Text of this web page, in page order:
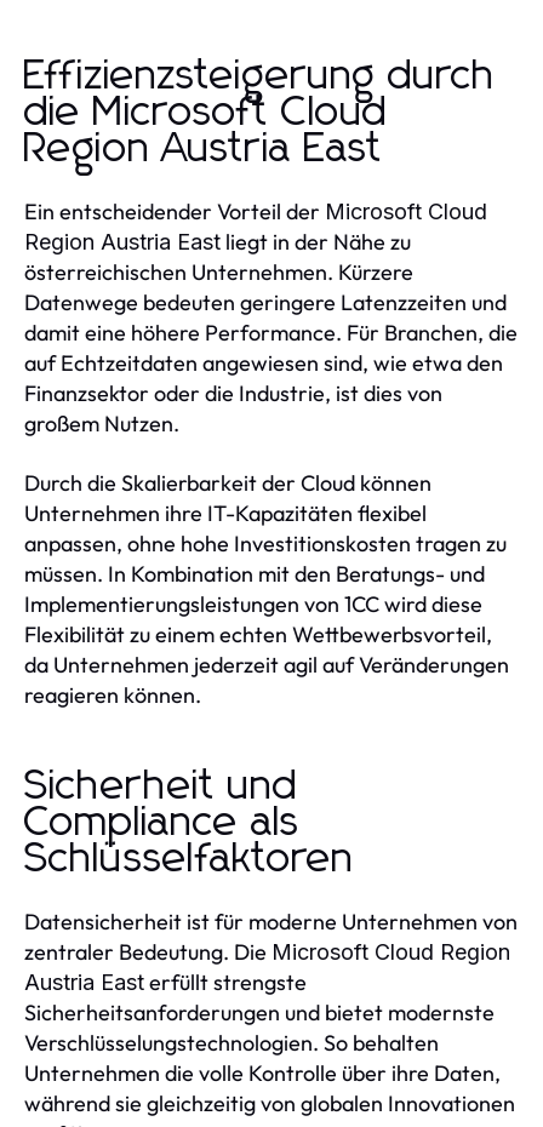
Effizienzsteigerung durch
die Microsoft Cloud
Region Austria East
Ein entscheidender Vorteil der Microsoft Cloud
Region Austria East liegt in der Nähe zu
österreichischen Unternehmen. Kürzere
Datenwege bedeuten geringere Latenzzeiten und
damit eine höhere Performance. Für Branchen, die
auf Echtzeitdaten angewiesen sind, wie etwa den
Finanzsektor oder die Industrie, ist dies von
großem Nutzen.
Durch die Skalierbarkeit der Cloud können
Unternehmen ihre IT-Kapazitäten flexibel
anpassen, ohne hohe Investitionskosten tragen zu
müssen. In Kombination mit den Beratungs- und
Implementierungsleistungen von 1CC wird diese
Flexibilität zu einem echten Wettbewerbsvorteil,
da Unternehmen jederzeit agil auf Veränderungen
reagieren können.
Sicherheit und
Compliance als
Schlüsselfaktoren
Datensicherheit ist für moderne Unternehmen von
zentraler Bedeutung. Die Microsoft Cloud Region
Austria Easterfüllt strengste
Sicherheitsanforderungen und bietet modernste
Verschlüsselungstechnologien. So behalten
Unternehmen die volle Kontrolle über ihre Daten,
während sie gleichzeitig von globalen Innovationen